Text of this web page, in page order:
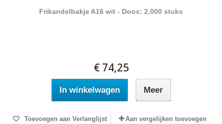
Frikandelbakje A16 wit - Doos: 2.000 stuks
€ 74,25
In winkelwagen Meer
Toevoegen aan Verlanglijst Aan vergelijken toevoegen